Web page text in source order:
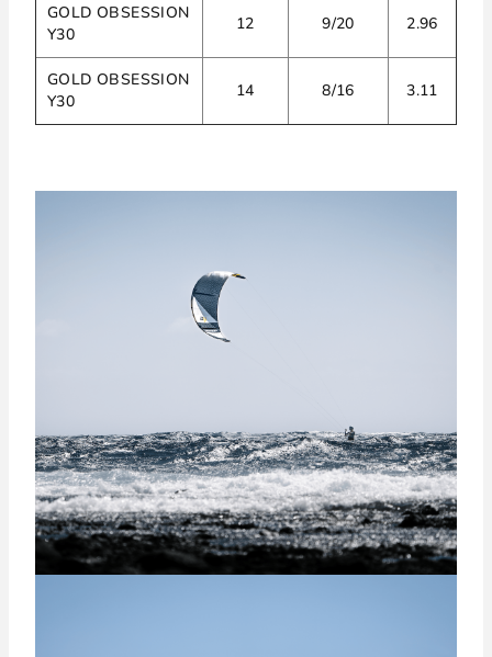
GOLD OBSESSION
Y30
12 9/20 2.96
GOLD OBSESSION
Y30
14 8/16 3.11